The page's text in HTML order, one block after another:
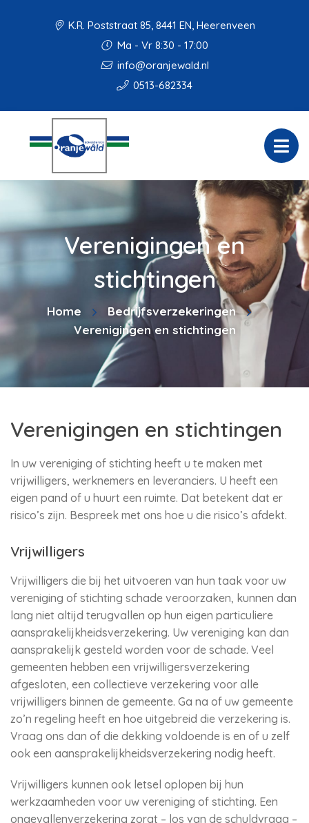
K.R. Poststraat 85, 8441 EN, Heerenveen
Ma - Vr 8:30 - 17:00
info@oranjewald.nl
0513-682334
Verenigingen en
stichtingen
Home
Bedrijfsverzekeringen
Verenigingen en stichtingen
Verenigingen en stichtingen
In uw vereniging of stichting heeft u te maken met
vrijwilligers, werknemers en leveranciers. U heeft een
eigen pand of u huurt een ruimte. Dat betekent dat er
risico’s zijn. Bespreek met ons hoe u die risico’s afdekt.
Vrijwilligers
Vrijwilligers die bij het uitvoeren van hun taak voor uw
vereniging of stichting schade veroorzaken, kunnen dan
lang niet altijd terugvallen op hun eigen particuliere
aansprakelijkheidsverzekering. Uw vereniging kan dan
aansprakelijk gesteld worden voor de schade. Veel
gemeenten hebben een vrijwilligersverzekering
afgesloten, een collectieve verzekering voor alle
vrijwilligers binnen de gemeente. Ga na of uw gemeente
zo’n regeling heeft en hoe uitgebreid die verzekering is.
Vraag ons dan of die dekking voldoende is en of u zelf
ook een aansprakelijkheidsverzekering nodig heeft.
Vrijwilligers kunnen ook letsel oplopen bij hun
werkzaamheden voor uw vereniging of stichting. Een
ongevallenverzekering zorgt – los van de schuldvraag –